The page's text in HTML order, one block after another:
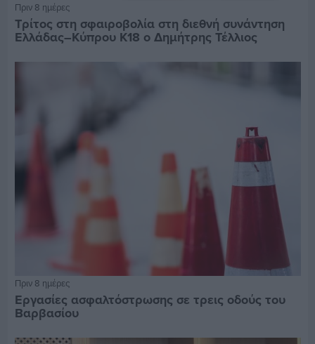
Πριν 8 ημέρες
Τρίτος στη σφαιροβολία στη διεθνή συνάντηση
Ελλάδας–Κύπρου Κ18 ο Δημήτρης Τέλλιος
Πριν 8 ημέρες
Εργασίες ασφαλτόστρωσης σε τρεις οδούς του
Βαρβασίου